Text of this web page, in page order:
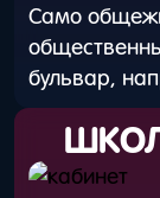
Само
бульвар,